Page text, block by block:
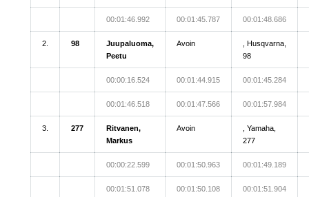
00:01:46.992 00:01:45.787 00:01:48.686
2. 98
Juupaluoma,
Peetu
Avoin
, Husqvarna,
98
00:00:16.524 00:01:44.915 00:01:45.284
00:01:46.518 00:01:47.566 00:01:57.984
3. 277
Ritvanen,
Markus
Avoin
, Yamaha,
277
00:00:22.599 00:01:50.963 00:01:49.189
00:01:51.078 00:01:50.108 00:01:51.904